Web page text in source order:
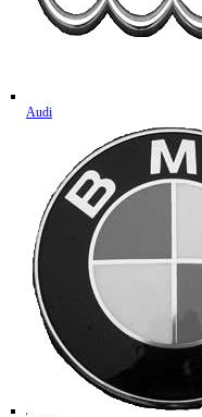
Audi